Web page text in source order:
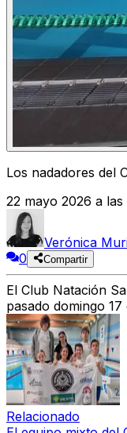
Los nadadores del
22 mayo 2026 a las
Verónica
0
Compartir
El Club Natación
pasado domingo
Relacionado